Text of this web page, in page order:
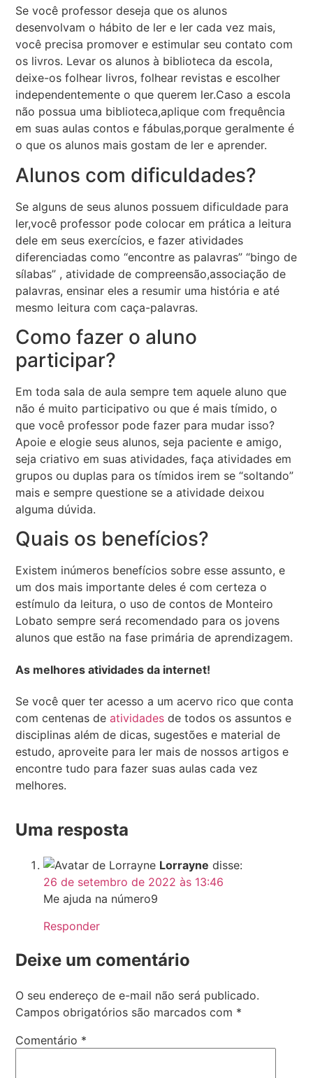
Se você professor deseja que os alunos
desenvolvam o hábito de ler e ler cada vez mais,
você precisa promover e estimular seu contato com
os livros. Levar os alunos à biblioteca da escola,
deixe-os folhear livros, folhear revistas e escolher
independentemente o que querem ler.Caso a escola
não possua uma biblioteca,aplique com frequência
em suas aulas contos e fábulas,porque geralmente é
o que os alunos mais gostam de ler e aprender.
Alunos com dificuldades?
Se alguns de seus alunos possuem dificuldade para
ler,você professor pode colocar em prática a leitura
dele em seus exercícios, e fazer atividades
diferenciadas como “encontre as palavras” “bingo de
sílabas” , atividade de compreensão,associação de
palavras, ensinar eles a resumir uma história e até
mesmo leitura com caça-palavras.
Como fazer o aluno
participar?
Em toda sala de aula sempre tem aquele aluno que
não é muito participativo ou que é mais tímido, o
que você professor pode fazer para mudar isso?
Apoie e elogie seus alunos, seja paciente e amigo,
seja criativo em suas atividades, faça atividades em
grupos ou duplas para os tímidos irem se “soltando”
mais e sempre questione se a atividade deixou
alguma dúvida.
Quais os benefícios?
Existem inúmeros benefícios sobre esse assunto, e
um dos mais importante deles é com certeza o
estímulo da leitura, o uso de contos de Monteiro
Lobato sempre será recomendado para os jovens
alunos que estão na fase primária de aprendizagem.
As melhores atividades da internet!
Se você quer ter acesso a um acervo rico que conta
com centenas deatividades de todos os assuntos e
disciplinas além de dicas, sugestões e material de
estudo, aproveite para ler mais de nossos artigos e
encontre tudo para fazer suas aulas cada vez
melhores.
Uma resposta
Lorrayne disse:
26 de setembro de 2022 às 13:46
Me ajuda na número9
Responder
Deixe um comentário
O seu endereço de e-mail não será publicado.
Campos obrigatórios são marcados com *
Comentário *